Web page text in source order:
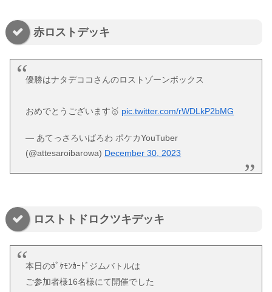
赤ロストデッキ
優勝はナタデココさんのロストゾーンボックス
おめでとうございます🥇 pic.twitter.com/rWDLkP2bMG
— あてっさろいばろわ ポケカYouTuber
(@attesaroibarowa) December 30, 2023
ロストトドロクツキデッキ
本日のﾎﾟｹﾓﾝｶｰﾄﾞジムバトルは
ご参加者様16名様にて開催でした